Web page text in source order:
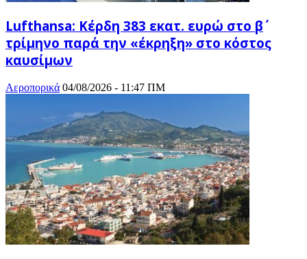
Lufthansa: Κέρδη 383 εκατ. ευρώ στο β΄
τρίμηνο παρά την «έκρηξη» στο κόστος
καυσίμων
Αεροπορικά 04/08/2026 - 11:47 ΠΜ